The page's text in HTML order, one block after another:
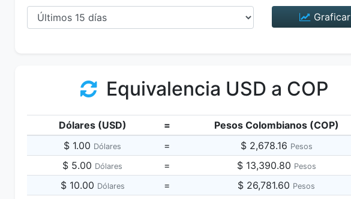
Graficar
Equivalencia USD a COP
Dólares (USD) =
Pesos Colombianos (COP)
$ 1.00 Dólares = $ 2,678.16 Pesos
$ 5.00 Dólares = $ 13,390.80 Pesos
$ 10.00 Dólares = $ 26,781.60 Pesos